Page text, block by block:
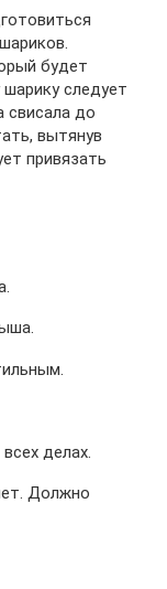
будет
следует
свисала до
вытянув
привязать
делах.
Должно